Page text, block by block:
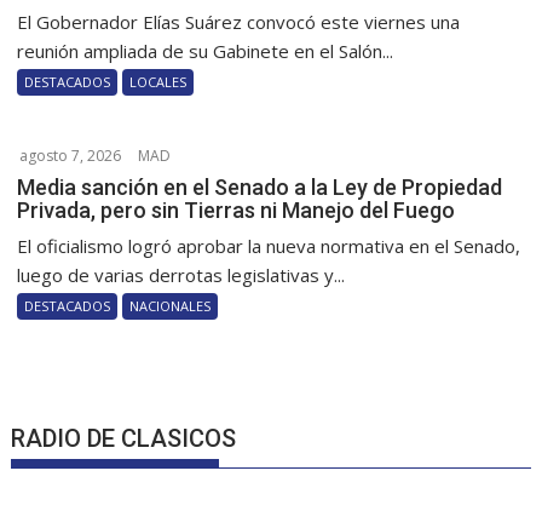
El Gobernador Elías Suárez convocó este viernes una
reunión ampliada de su Gabinete en el Salón...
DESTACADOS LOCALES
agosto 7, 2026 MAD
Media sanción en el Senado a la Ley de Propiedad
Privada, pero sin Tierras ni Manejo del Fuego
El oficialismo logró aprobar la nueva normativa en el Senado,
luego de varias derrotas legislativas y...
DESTACADOS NACIONALES
RADIO DE CLASICOS